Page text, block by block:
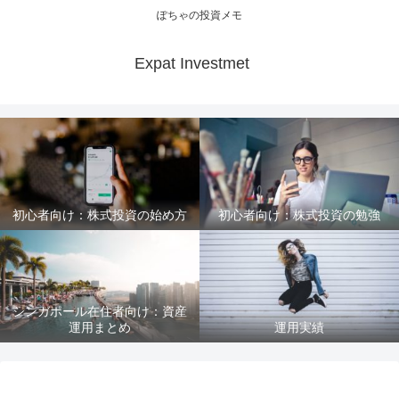
ぽちゃの投資メモ
Expat Investmet
初心者向け：株式投資の始め方 初心者向け：株式投資の勉強
シンガポール在住者向け：資産
運用まとめ
運用実績